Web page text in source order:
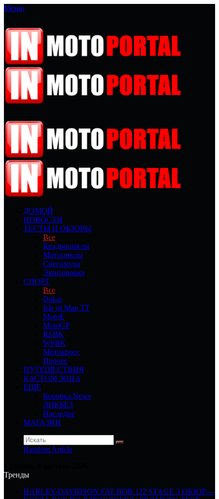
Меню
ДОМОЙ
НОВОСТИ
ТЕСТЫ И ОБЗОРЫ
Все
Квадроциклы
Мотоциклы
Снегоходы
Экипировка
СПОРТ
Все
Dakar
Isle of Man TT
MotoE
MotoGP
RSBK
WSBK
Мотокросс
Прочее
ПУТЕШЕСТВИЯ
КАСТОМ ЗОНА
ЕЩЕ
Коробка News
ЛИКБЕЗ
Наследие
МАГАЗИН
Random Article
Тренды
HARLEY-DAVIDSON FAT BOB 122 STAGE 3 ОБЗОР—